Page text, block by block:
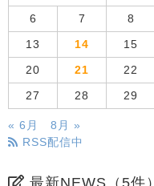
6 7 8
13 14 15
20 21 22
27 28 29
« 6月
8月 »
RSS配信中
最新NEWS（5件）